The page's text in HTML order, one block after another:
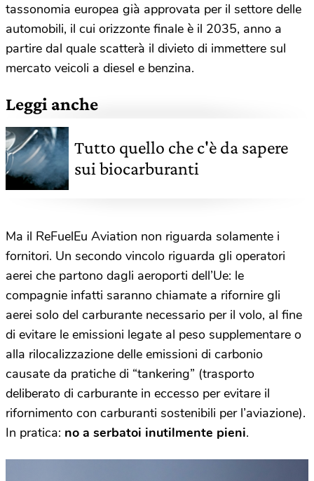
tassonomia europea già approvata per il settore delle
automobili, il cui orizzonte finale è il 2035, anno a
partire dal quale scatterà il divieto di immettere sul
mercato veicoli a diesel e benzina.
Leggi anche
Tutto quello che c'è da sapere
sui biocarburanti
Ma il ReFuelEu Aviation non riguarda solamente i
fornitori. Un secondo vincolo riguarda gli operatori
aerei che partono dagli aeroporti dell’Ue: le
compagnie infatti saranno chiamate a rifornire gli
aerei solo del carburante necessario per il volo, al fine
di evitare le emissioni legate al peso supplementare o
alla rilocalizzazione delle emissioni di carbonio
causate da pratiche di “tankering” (trasporto
deliberato di carburante in eccesso per evitare il
rifornimento con carburanti sostenibili per l’aviazione).
In pratica: no a serbatoi inutilmente pieni.